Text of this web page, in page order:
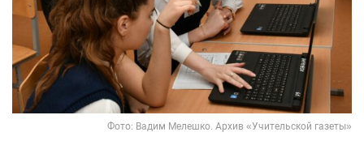
Фото: Вадим Мелешко. Архив «Учительской газеты»